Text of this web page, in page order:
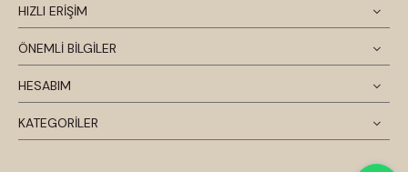
HIZLI ERİŞİM
ÖNEMLİ BİLGİLER
HESABIM
KATEGORİLER